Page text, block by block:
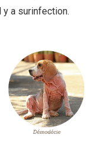
a surinfection.